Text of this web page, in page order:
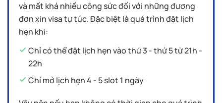
và mất khá nhiều công sức đối với những đương
đơn xin visa tự túc. Đặc biệt là quá trình đặt lịch
hẹn khi:
Chỉ có thể đặt lịch hẹn vào thứ 3 - thứ 5 từ 21h -
22h
Chỉ mở lịch hẹn 4 - 5 slot 1 ngày